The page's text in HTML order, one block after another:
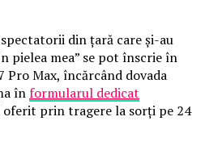
din țară care și-au
pielea mea” se pot înscrie în
Pro Max, încărcând dovada
înformularul dedicat
prin tragere la sorți pe 24